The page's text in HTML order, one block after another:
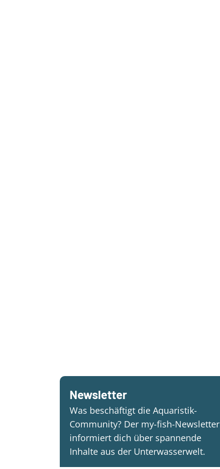
Newsletter
Was beschäftigt die Aquaristik-
Community? Der my-fish-Newsletter
informiert dich über spannende
Inhalte aus der Unterwasserwelt.